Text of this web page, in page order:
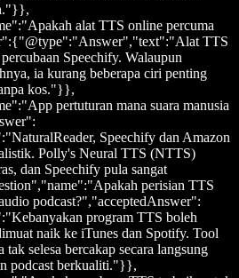
alat TTS online percuma
TTS
Speechify. Walaupun
ia kurang beberapa ciri penting
kos."}},
pertuturan mana suara manusia
Speechify dan Amazon
Polly's Neural TTS (NTTS)
dan Speechify pula sangat
perisian TTS
podcast?","acceptedAnswer":
program TTS boleh
naik ke iTunes dan Spotify. Tool
selesa bercakap secara langsung
podcast berkualiti."}},